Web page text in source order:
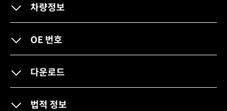
차량정보
OE 번호
다운로드
법적 정보